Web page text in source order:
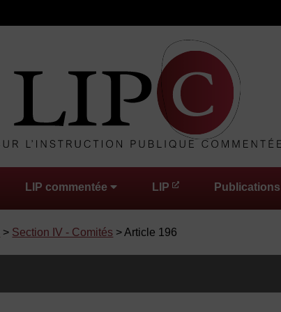
LIP commentée LIP Publications
> Section IV - Comités > Article 196